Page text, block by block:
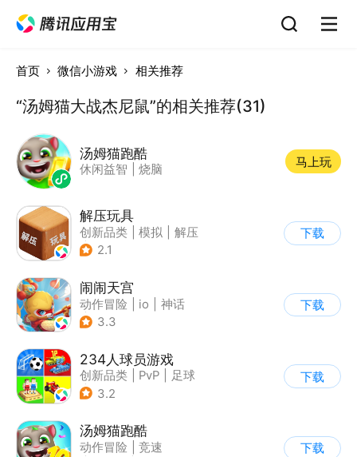
首页 微信小游戏 相关推荐
“汤姆猫大战杰尼鼠”的相关推荐(31)
汤姆猫跑酷
休闲益智 烧脑
马上玩
解压玩具
创新品类 模拟
解压
| 卡通
2.1
下载
闹闹天宫
动作冒险 io
神话
| 中国风
3.3
下载
234人球员游戏
创新品类 PvP
足球
| 千人同屏
3.2
下载
汤姆猫跑酷
动作冒险
竞速
下载